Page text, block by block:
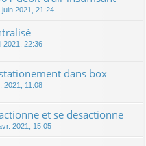
juin 2021, 21:24
2021, 22:36
dans box
2021, 11:08
et se desactionne
2021, 15:05